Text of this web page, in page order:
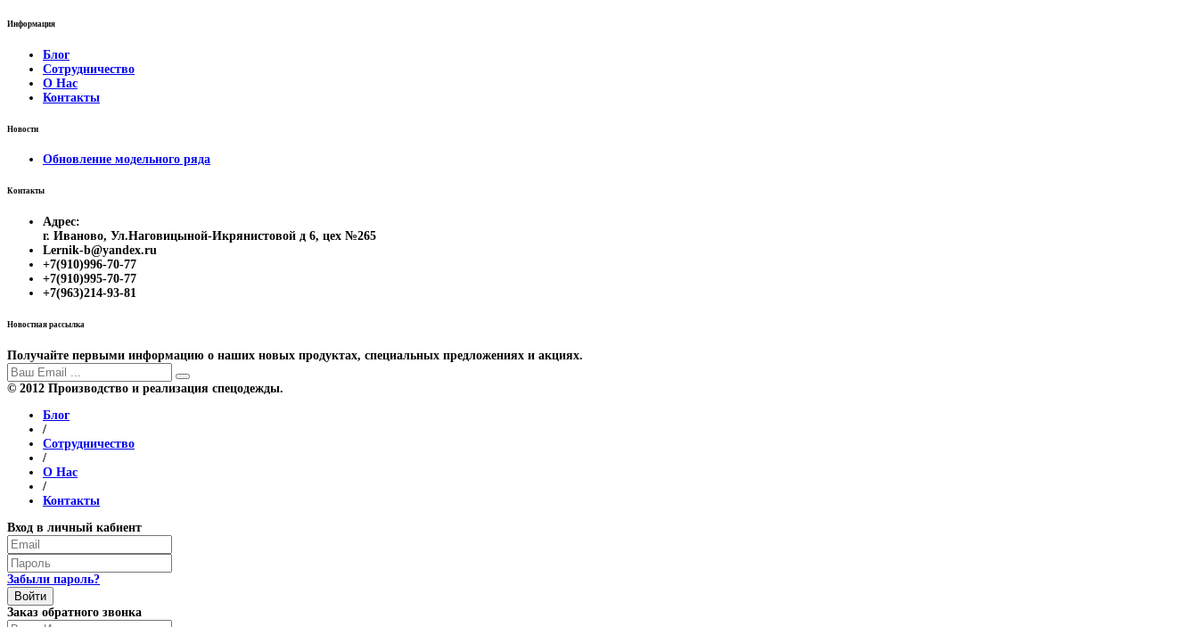
Информация
Блог
Сотрудничество
О Нас
Контакты
Новости
Обновление модельного ряда
Контакты
Адрес:
г. Иваново, Ул.Наговицыной-Икрянистовой д 6, цех №265
Lernik-b@yandex.ru
+7(910)996-70-77
+7(910)995-70-77
+7(963)214-93-81
Новостная рассылка
Получайте первыми информацию о наших новых продуктах, специальных предложениях и акциях.
© 2012 Производство и реализация спецодежды.
Блог
/
Сотрудничество
/
О Нас
/
Контакты
Вход в личный кабиент
Забыли пароль?
Войти
Заказ обратного звонка